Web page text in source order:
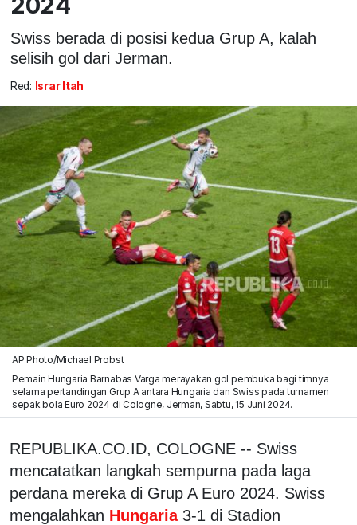
Swiss berada di posisi kedua Grup A, kalah
selisih gol dari Jerman.
Red: Israr Itah
AP Photo/Michael Probst
Pemain Hungaria Barnabas Varga merayakan gol pembuka bagi timnya
selama pertandingan Grup A antara Hungaria dan Swiss pada turnamen
sepak bola Euro 2024 di Cologne, Jerman, Sabtu, 15 Juni 2024.
REPUBLIKA.CO.ID, COLOGNE -- Swiss
mencatatkan langkah sempurna pada laga
perdana mereka di Grup A Euro 2024. Swiss
mengalahkan Hungaria 3-1 di Stadion